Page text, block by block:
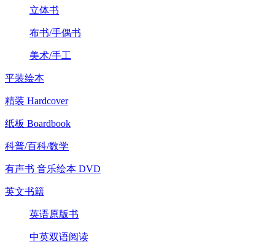
立体书
布书/手偶书
美术/手工
平装绘本
精装 Hardcover
纸板 Boardbook
科普/百科/数学
有声书 音乐绘本 DVD
英文书籍
英语原版书
中英双语阅读